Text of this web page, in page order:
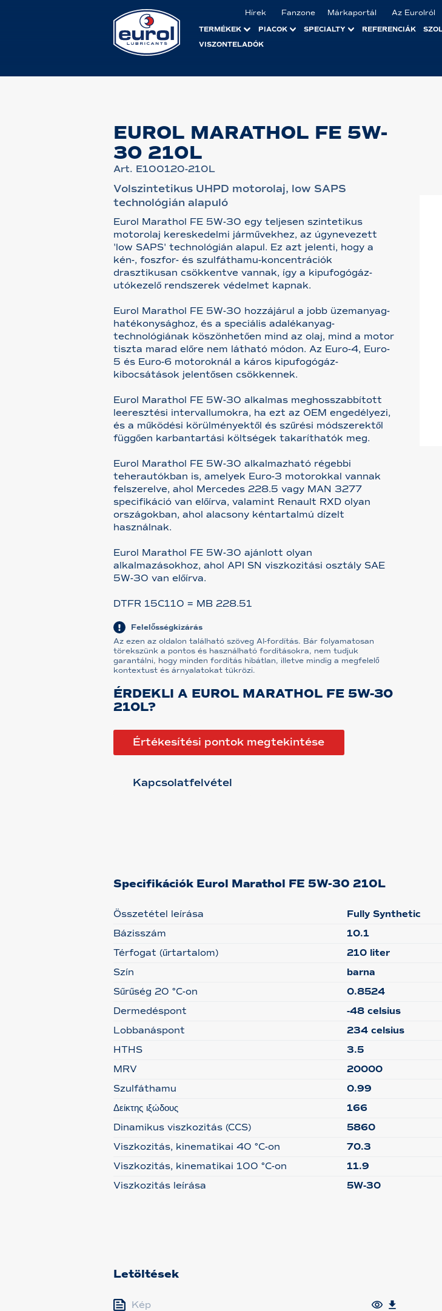
Hírek Fanzone Márkaportál Az Eurolról
TERMÉKEK PIACOK SPECIALTY REFERENCIÁK
VISZONTELADÓK
EUROL MARATHOL FE 5W-
30 210L
Art. E100120-210L
Volszintetikus UHPD motorolaj, low SAPS
technológián alapuló
Eurol Marathol FE 5W-30 egy teljesen szintetikus
motorolaj kereskedelmi járművekhez, az úgynevezett
'low SAPS' technológián alapul. Ez azt jelenti, hogy a
kén-, foszfor- és szulfáthamu-koncentrációk
drasztikusan csökkentve vannak, így a kipufogógáz-
utókezelő rendszerek védelmet kapnak.
Eurol Marathol FE 5W-30 hozzájárul a jobb üzemanyag-
hatékonysághoz, és a speciális adalékanyag-
technológiának köszönhetően mind az olaj, mind a motor
tiszta marad előre nem látható módon. Az Euro-4, Euro-
5 és Euro-6 motoroknál a káros kipufogógáz-
kibocsátások jelentősen csökkennek.
Eurol Marathol FE 5W-30 alkalmas meghosszabbított
leeresztési intervallumokra, ha ezt az OEM engedélyezi,
és a működési körülményektől és szűrési módszerektől
függően karbantartási költségek takaríthatók meg.
Eurol Marathol FE 5W-30 alkalmazható régebbi
teherautókban is, amelyek Euro-3 motorokkal vannak
felszerelve, ahol Mercedes 228.5 vagy MAN 3277
specifikáció van előírva, valamint Renault RXD olyan
országokban, ahol alacsony kéntartalmú dízelt
használnak.
Eurol Marathol FE 5W-30 ajánlott olyan
alkalmazásokhoz, ahol API SN viszkozitási osztály SAE
5W-30 van előírva.
DTFR 15C110 = MB 228.51
Felelősségkizárás
Az ezen az oldalon található szöveg AI-fordítás. Bár folyamatosan
törekszünk a pontos és használható fordításokra, nem tudjuk
garantálni, hogy minden fordítás hibátlan, illetve mindig a megfelelő
kontextust és árnyalatokat tükrözi.
ÉRDEKLI A EUROL MARATHOL FE 5W-30
210L?
Értékesítési pontok megtekintése
Kapcsolatfelvétel
Specifikációk Eurol Marathol FE 5W-30 210L
Összetétel leírása
Fully Synthetic
Bázisszám
10.1
Térfogat (űrtartalom)
210 liter
Szín
barna
Sűrűség 20 °C-on
0.8524
Dermedéspont
-48 celsius
Lobbanáspont
234 celsius
HTHS
3.5
MRV
20000
Szulfáthamu
0.99
Δείκτης ιξώδους
166
Dinamikus viszkozitás (CCS)
5860
Viszkozitás, kinematikai 40 °C-on
70.3
Viszkozitás, kinematikai 100 °C-on
11.9
Viszkozitás leírása
5W-30
Letöltések
Kép